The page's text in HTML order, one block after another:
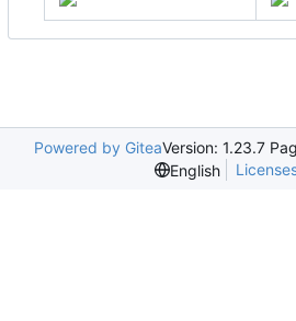
Powered by GiteaVersion: 1.23.7
English